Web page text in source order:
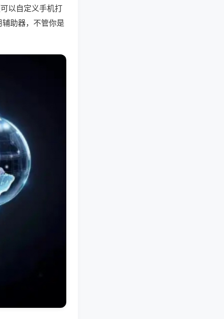
以自定义手机打
助器，不管你是